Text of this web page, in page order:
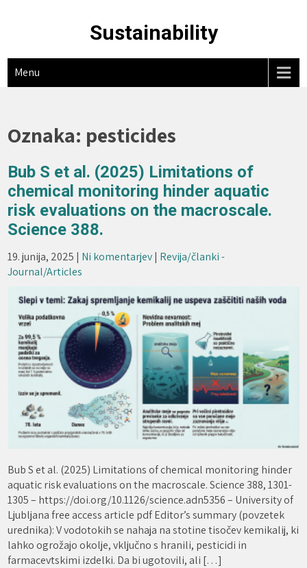
Sustainability
Menu
Oznaka: pesticides
Bub S et al. (2025) Limitations of
chemical monitoring hinder aquatic
risk evaluations on the macroscale.
Science 388.
19. junija, 2025 | Ni komentarjev| Revija/članki -
Journal/Articles
Bub S et al. (2025) Limitations of chemical monitoring hinder
aquatic risk evaluations on the macroscale. Science 388, 1301-
1305 – https://doi.org/10.1126/science.adn5356 – University of
Ljubljana free access article pdf Editor’s summary (povzetek
urednika): V vodotokih se nahaja na stotine tisočev kemikalij, ki
lahko ogrožajo okolje, vključno s hranili, pesticidi in
farmacevtskimi izdelki. Da bi ugotovili, ali […]